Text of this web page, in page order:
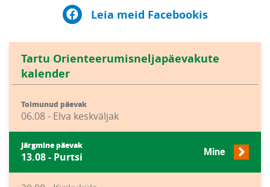
Leia meid Facebookis
Tartu Orienteerumisneljapäevakute
kalender
Toimunud päevak
06.08 - Elva keskväljak
Järgmine päevak
13.08 - Purtsi Mine